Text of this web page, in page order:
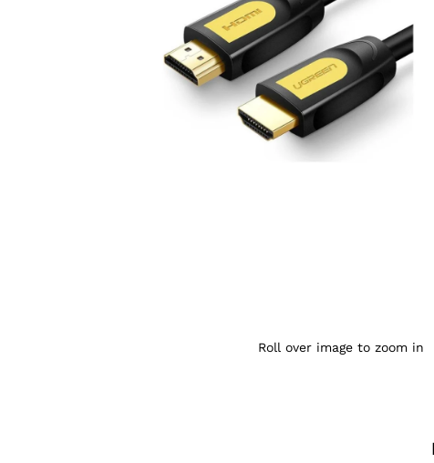
Agrandir l’image : UGREEN Câble HDMI 4K
Roll over image to zoom in